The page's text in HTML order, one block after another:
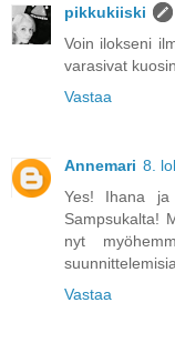
pikkukiiski
Voin ilokseni
varasivat
Vastaa
Annemari 8.
Yes! Ihana ja
Sampsukalta!
nyt
Vastaa